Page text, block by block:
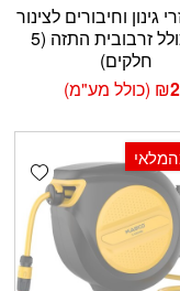
גינון וחיבורים לצינור
“1/2 כולל זרבובית התזה (5
חלקים)
₪ (כולל מע"מ)